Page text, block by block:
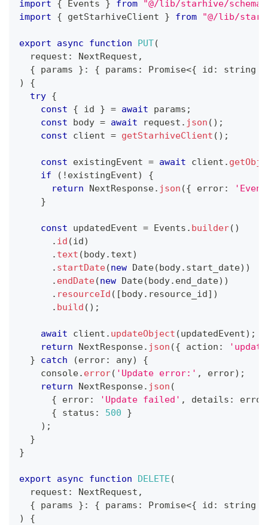
import { Events } from
"@/lib/starhive/schema/
import
{ getStarhiveClient } from "@/lib/
export async function PUT(
  request
: NextRequest ,
{ params } : { params : Promise<{ id : string
)
{
try {
const
{ id } = await params ;
const body = await request . json ( ) ;
const client = getStarhiveClient ( ) ;
const existingEvent = await client .
if
( ! existingEvent)
{
return NextResponse. json ({ error:
}
const updatedEvent = Events . builder( )
. id (id )
. text ( body. text)
. startDate(new Date( body. start_date) )
. endDate(new Date( body. end_date) )
. resourceId ( [ body. resource_id ] )
. build ( ) ;
await client . updateObject (updatedEvent) ;
return NextResponse. json ({ action :
}
catch (error: any)
{
console. error( 'Update error:' , error) ;
return NextResponse. json (
{ error: 'Update failed' , details : error
{ status : 500
}
) ;
}
}
export async function DELETE (
  request
: NextRequest ,
{ params } : { params : Promise<{ id : string
)
{